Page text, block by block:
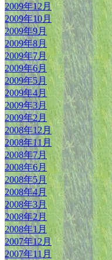
2009年12月
2009年10月
2009年9月
2009年8月
2009年7月
2009年6月
2009年5月
2009年4月
2009年3月
2009年2月
2008年12月
2008年11月
2008年7月
2008年6月
2008年5月
2008年4月
2008年3月
2008年2月
2008年1月
2007年12月
2007年11月